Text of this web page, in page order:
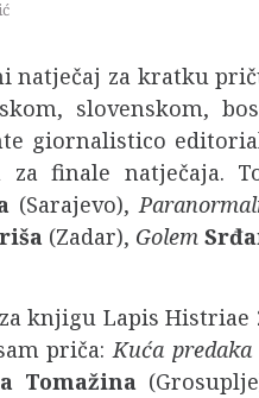
natječaj za kratku
slovenskom,
giornalistico
finale natječaja.
(Sarajevo),
(Zadar), Golem
Lapis Histriae
priča:Kuća predaka
Tomažina